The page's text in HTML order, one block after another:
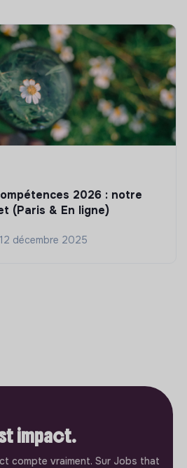
2026 : notre
(Paris & En ligne)
12 décembre 2025
impact.
compte vraiment. Sur Jobs that